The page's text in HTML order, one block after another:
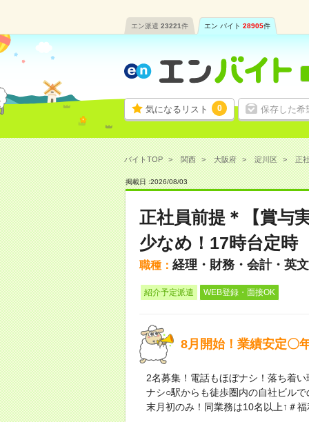
エン派遣 23221件 エン バイト 28905件
気になるリスト 0 保存した希
バイトTOP 関西 大阪府 淀川区 正
掲載日 :2026/08/03
正社員前提＊【賞与
少なめ！17時台定時
職種： 経理・財務・会計・英
紹介予定派遣 WEB登録・面接OK
8月開始！業績安定〇
2名募集！電話もほぼナシ！落ち着
ナシ○駅からも徒歩圏内の自社ビル
末月初のみ！同業務は10名以上↑＃